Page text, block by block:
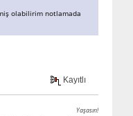
olabilirim notlamada
Kayıtlı
Yaşasın!